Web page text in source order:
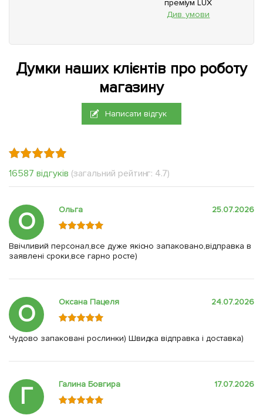
преміум LUX
Див. умови
Думки наших клієнтів про роботу
магазину
Написати відгук
16587 відгуків (загальний рейтинг: 4.7)
О Ольга 25.07.2026
Ввічливий персонал,все дуже якісно запаковано,відправка в
заявлені сроки,все гарно росте)
О Оксана Пацеля 24.07.2026
Чудово запаковані рослинки) Швидка відправка і доставка)
Г Галина Бовгира 17.07.2026